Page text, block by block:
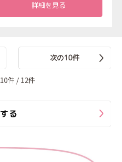
詳細を見る
次の10件
件 / 12件
る